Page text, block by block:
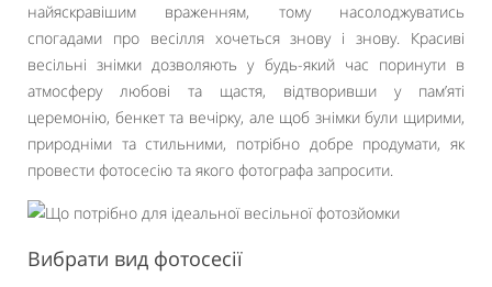
найяскравішим враженням, тому насолоджуватись
спогадами про весілля хочеться знову і знову. Красиві
весільні знімки дозволяють у будь-який час поринути в
атмосферу любові та щастя, відтворивши у пам’яті
церемонію, бенкет та вечірку, але щоб знімки були щирими,
природніми та стильними, потрібно добре продумати, як
провести фотосесію та якого фотографа запросити.
Вибрати вид фотосесії